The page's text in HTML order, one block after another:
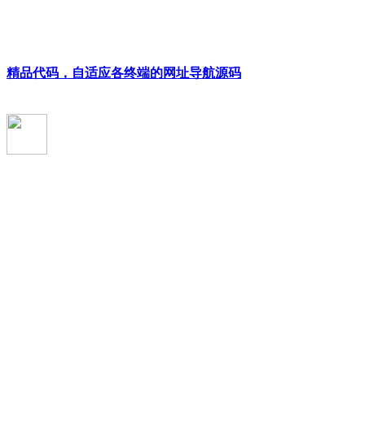
精品代码，自适应各终端的网址导航源码